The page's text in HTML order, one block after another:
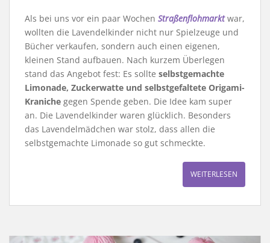
Als bei uns vor ein paar Wochen Straßenflohmarktwar,
wollten die Lavendelkinder nicht nur Spielzeuge und
Bücher verkaufen, sondern auch einen eigenen,
kleinen Stand aufbauen. Nach kurzem Überlegen
stand das Angebot fest: Es sollte selbstgemachte
Limonade, Zuckerwatte und selbstgefaltete Origami-
Kraniche gegen Spende geben. Die Idee kam super
an. Die Lavendelkinder waren glücklich. Besonders
das Lavendelmädchen war stolz, dass allen die
selbstgemachte Limonade so gut schmeckte.
WEITERLESEN